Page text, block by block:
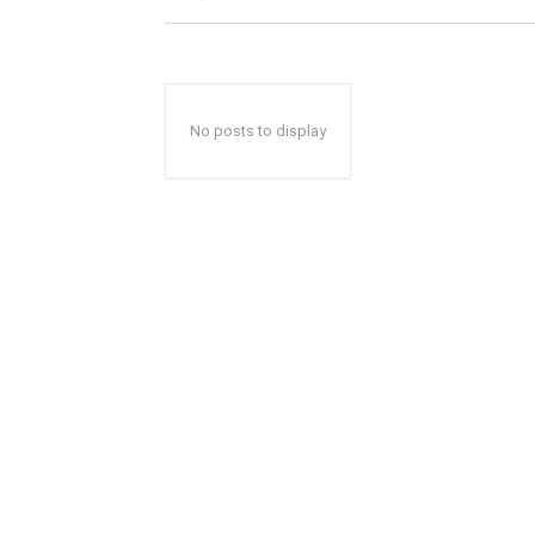
No posts to display